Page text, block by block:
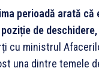
perioadă arată
de
cu ministrul
una dintre temele